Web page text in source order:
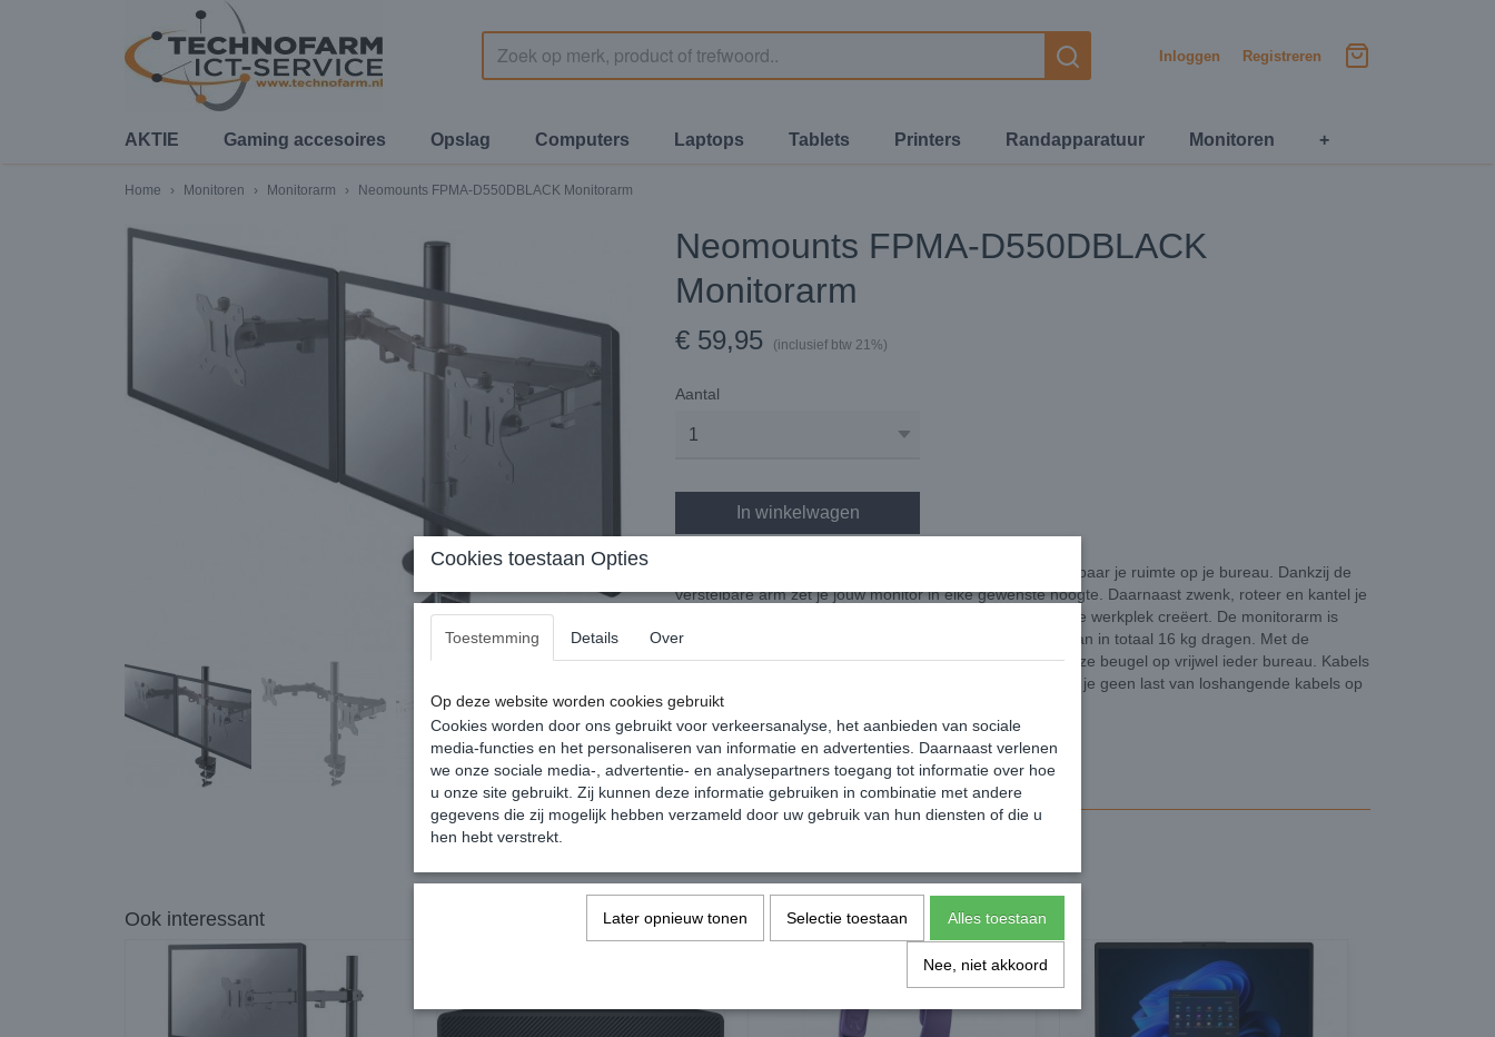
Inloggen Registreren
AKTIE Gaming accesoires Opslag Computers Laptops Tablets Printers Randapparatuur Monitoren +
Home › Monitoren › Monitorarm › Neomounts FPMA-D550DBLACK Monitorarm
Neomounts FPMA-D550DBLACK
Monitorarm
€ 59,95 (inclusief btw 21%)
Aantal
In winkelwagen
Met de Neomounts FPMA-D550DBLACK Monitorarm bespaar je ruimte op je bureau. Dankzij de
verstelbare arm zet je jouw monitor in elke gewenste hoogte. Daarnaast zwenk, roteer en kantel je
het scherm, zodat je thuis of op je werk een ergonomische werkplek creëert. De monitorarm is
geschikt voor 2 monitoren van 10 tot en met 32 inch en kan in totaal 16 kg dragen. Met de
meegeleverde klem of via de bladdoorvoer monteer je deze beugel op vrijwel ieder bureau. Kabels
werk je netjes weg, dankzij de ringen aan de arm. Zo heb je geen last van loshangende kabels op
je bureau.
Specificaties
Productcode
Ook interessant
Cookies toestaan Opties
Toestemming Details Over
Op deze website worden cookies gebruikt
Cookies worden door ons gebruikt voor verkeersanalyse, het aanbieden van sociale
media-functies en het personaliseren van informatie en advertenties. Daarnaast verlenen
we onze sociale media-, advertentie- en analysepartners toegang tot informatie over hoe
u onze site gebruikt. Zij kunnen deze informatie gebruiken in combinatie met andere
gegevens die zij mogelijk hebben verzameld door uw gebruik van hun diensten of die u
hen hebt verstrekt.
Later opnieuw tonen Selectie toestaan Alles toestaan
Nee, niet akkoord